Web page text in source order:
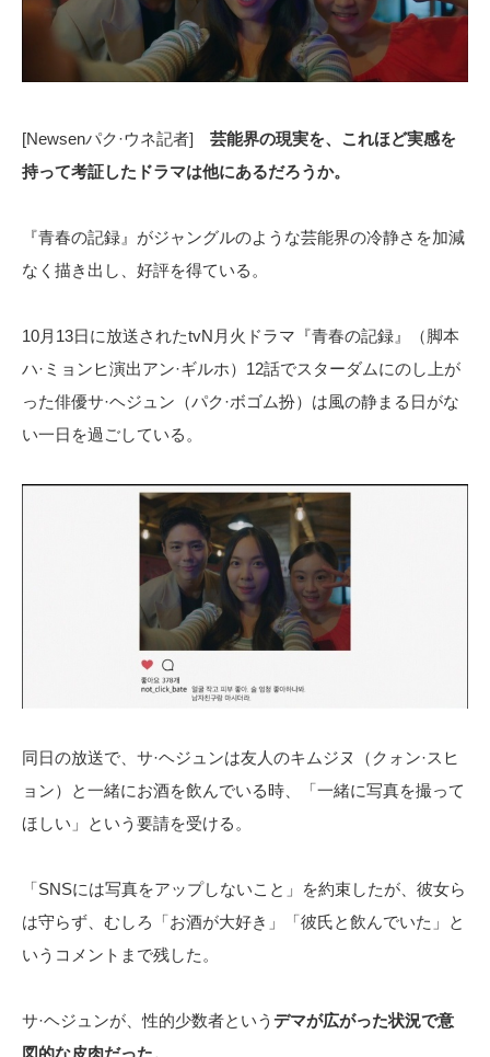
[Newsenパク·ウネ記者] 芸能界の現実を、これほど実感を
持って考証したドラマは他にあるだろうか。
『青春の記録』がジャングルのような芸能界の冷静さを加減
なく描き出し、好評を得ている。
10月13日に放送されたtvN月火ドラマ『青春の記録』（脚本
ハ·ミョンヒ演出アン·ギルホ）12話でスターダムにのし上が
った俳優サ·ヘジュン（パク·ボゴム扮）は風の静まる日がな
い一日を過ごしている。
同日の放送で、サ·ヘジュンは友人のキムジヌ（クォン·スヒ
ョン）と一緒にお酒を飲んでいる時、「一緒に写真を撮って
ほしい」という要請を受ける。
「SNSには写真をアップしないこと」を約束したが、彼女ら
は守らず、むしろ「お酒が大好き」「彼氏と飲んでいた」と
いうコメントまで残した。
サ·ヘジュンが、性的少数者という デマが広がった状況で意
図的な皮肉だった。